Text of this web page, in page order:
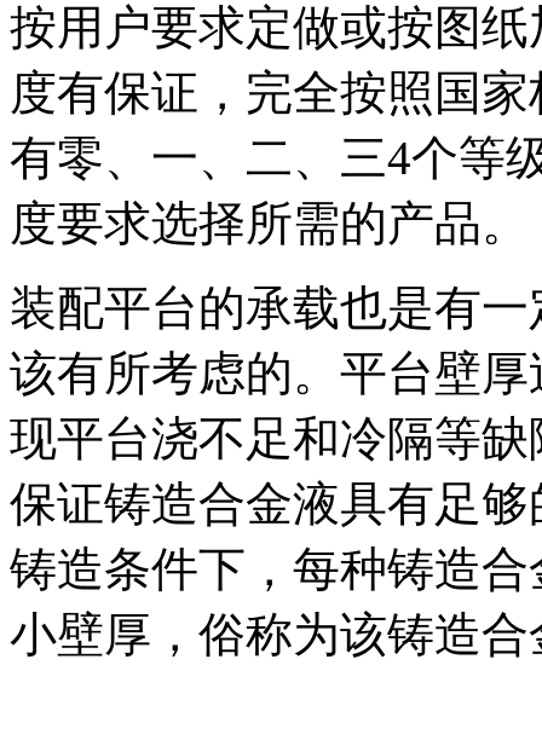
按用户要求定做或按图
度有保证，完全按照国
有零、一、二、三4个等
度要求选择所需的产品。
装配平台的承载也是有
该有所考虑的。平台壁
现平台浇不足和冷隔等
保证铸造合金液具有足
铸造条件下，每种铸造
小壁厚，俗称为该铸造